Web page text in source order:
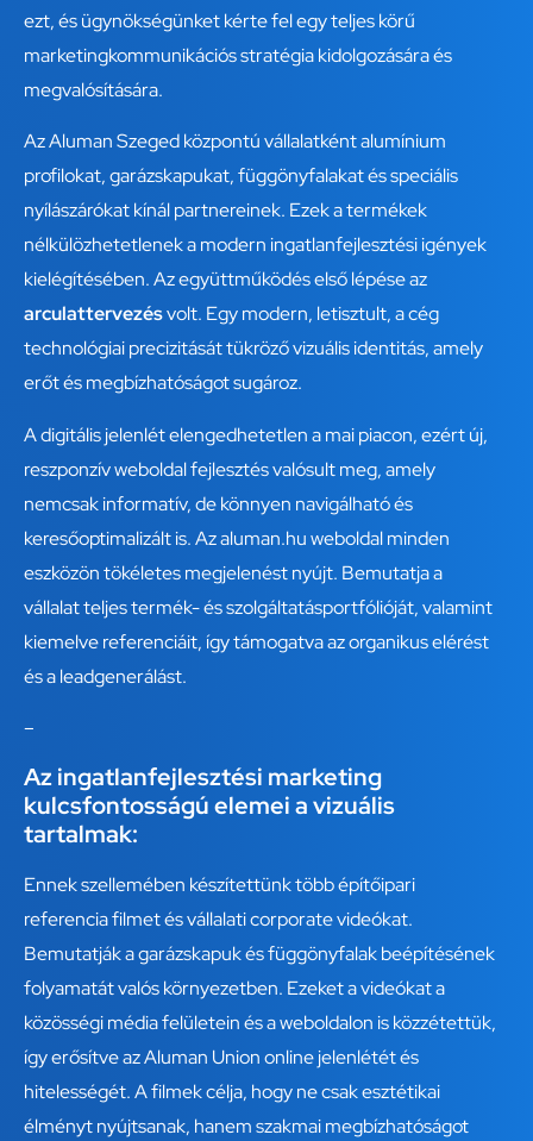
ezt, és ügynökségünket kérte fel egy teljes körű
marketingkommunikációs stratégia kidolgozására és
megvalósítására.
Az Aluman Szeged központú vállalatként alumínium
profilokat, garázskapukat, függönyfalakat és speciális
nyílászárókat kínál partnereinek. Ezek a termékek
nélkülözhetetlenek a modern ingatlanfejlesztésiigények
kielégítésében. Az együttműködés első lépése az
arculattervezésvolt. Egy modern, letisztult, a cég
technológiai precizitását tükröző vizuális identitás, amely
erőt és megbízhatóságot sugároz.
A digitális jelenlét elengedhetetlen a mai piacon, ezért új,
reszponzív weboldal fejlesztés valósult meg, amely
nemcsak informatív, de könnyen navigálható és
keresőoptimalizált is. Azaluman.huweboldal minden
eszközön tökéletes megjelenést nyújt. Bemutatja a
vállalat teljes termék- és szolgáltatásportfólióját, valamint
kiemelve referenciáit, így támogatva az organikus elérést
és a leadgenerálást.
–
Az ingatlanfejlesztési marketing
kulcsfontosságú elemei a vizuális
tartalmak:
Ennek szellemében készítettünk több építőipari
referencia filmet és vállalati corporate videókat.
Bemutatják a garázskapuk és függönyfalak beépítésének
folyamatát valós környezetben. Ezeket a videókat a
közösségi média felületein és a weboldalon is közzétettük,
így erősítve az Aluman Union online jelenlétét és
hitelességét. A filmek célja, hogy ne csak esztétikai
élményt nyújtsanak, hanem szakmai megbízhatóságot